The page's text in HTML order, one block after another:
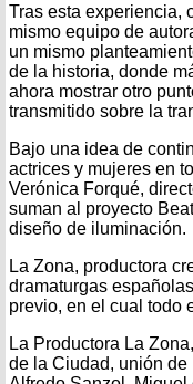
Tras esta experiencia,
mismo equipo de
un mismo
de la historia, donde
ahora mostrar otro
transmitido sobre la
Bajo una idea de
actrices y mujeres en
Verónica Forqué,
suman al proyecto
diseño de iluminación.
La Zona, productora
dramaturgas
previo, en el cual todo
La Productora La
de la Ciudad, unión